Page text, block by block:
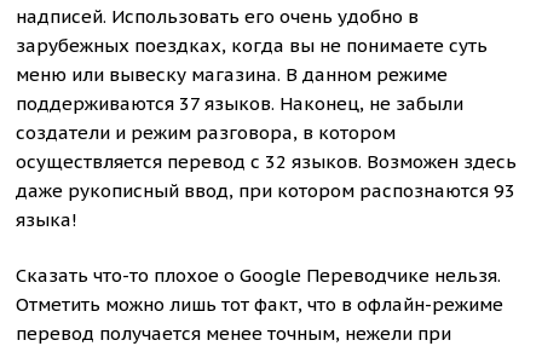
надписей. Использовать его очень удобно в
зарубежных поездках, когда вы не понимаете суть
меню или вывеску магазина. В данном режиме
поддерживаются 37 языков. Наконец, не забыли
создатели и режим разговора, в котором
осуществляется перевод с 32 языков. Возможен здесь
даже рукописный ввод, при котором распознаются 93
языка!
Сказать что-то плохое о Google Переводчике нельзя.
Отметить можно лишь тот факт, что в офлайн-режиме
перевод получается менее точным, нежели при